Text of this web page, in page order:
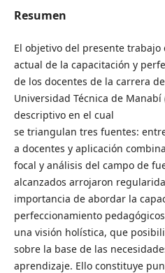
Resumen
El objetivo del presente
actual de la capacitación y
de los docentes de la carrera
Universidad Técnica de
descriptivo en el cual
se triangulan tres fuentes:
a docentes y aplicación
focal y análisis del campo de
alcanzados arrojaron
importancia de abordar la
perfeccionamiento
una visión holística, que
sobre la base de las
aprendizaje. Ello constituye